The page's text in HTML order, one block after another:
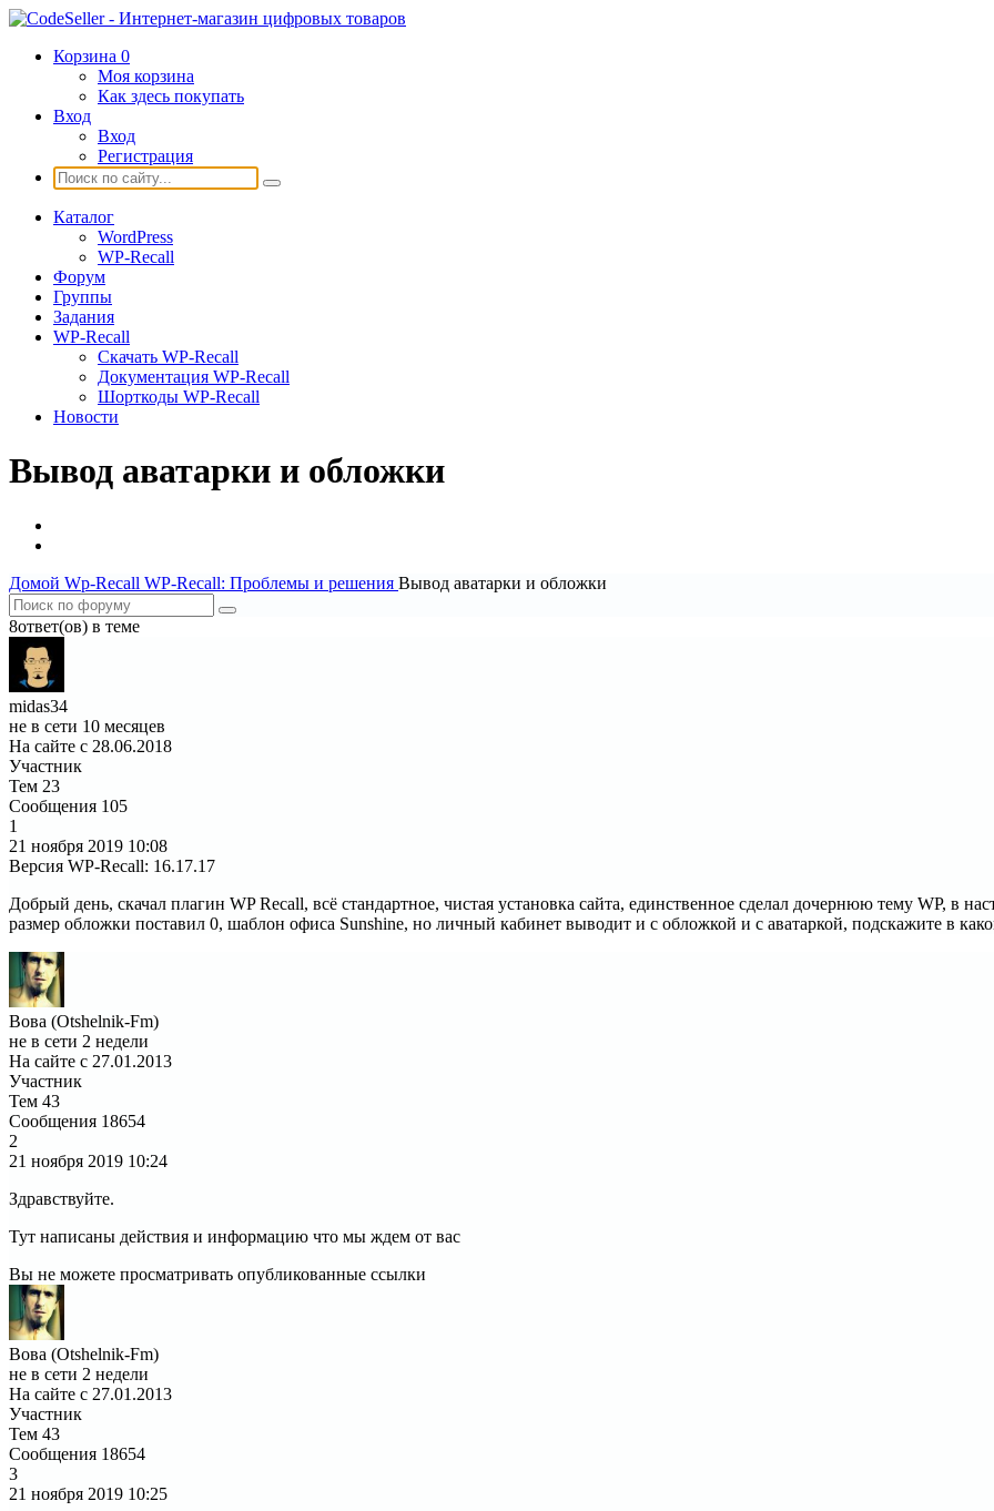
Корзина 0
Моя корзина
Как здесь покупать
Вход
Вход
Регистрация
Каталог
WordPress
WP-Recall
Форум
Группы
Задания
WP-Recall
Скачать WP-Recall
Документация WP-Recall
Шорткоды WP-Recall
Новости
Вывод аватарки и обложки
Домой Wp-Recall WP-Recall: Проблемы и решения Вывод аватарки и обложки
8ответ(ов) в теме
midas34
не в сети 10 месяцев
На сайте с 28.06.2018
Участник
Тем 23
Сообщения 105
1
21 ноября 2019 10:08
Версия WP-Recall: 16.17.17
Добрый день, скачал плагин WP Recall, всё стандартное, чистая установка сайта, единственное сделал дочернюю тему WP, в
размер обложки поставил 0, шаблон офиса Sunshine, но личный кабинет выводит и с обложкой и с аватаркой, подскажите в
Вова (Otshelnik-Fm)
не в сети 2 недели
На сайте с 27.01.2013
Участник
Тем 43
Сообщения 18654
2
21 ноября 2019 10:24
Здравствуйте.
Тут написаны действия и информацию что мы ждем от вас
Вы не можете просматривать опубликованные ссылки
Вова (Otshelnik-Fm)
не в сети 2 недели
На сайте с 27.01.2013
Участник
Тем 43
Сообщения 18654
3
21 ноября 2019 10:25